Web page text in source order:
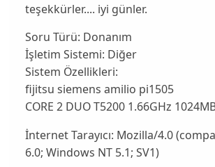
teşekkürler.... iyi günler.
Soru Türü: Donanım
İşletim Sistemi: Diğer
Sistem Özellikleri:
fijitsu siemens amilio pi1505
CORE 2 DUO T5200 1.66GHz
İnternet Tarayıcı: Mozilla/4.0
6.0; Windows NT 5.1; SV1)